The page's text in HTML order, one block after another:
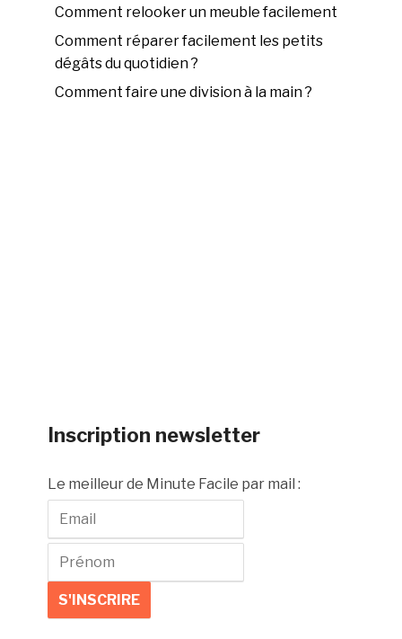
Comment relooker un meuble facilement
Comment réparer facilement les petits
dégâts du quotidien ?
Comment faire une division à la main ?
Inscription newsletter
Le meilleur de Minute Facile par mail :